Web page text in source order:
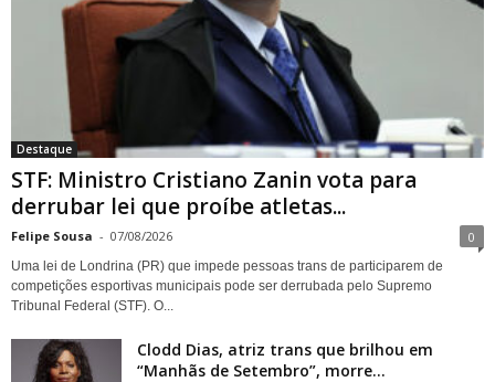
Destaque
STF: Ministro Cristiano Zanin vota para
derrubar lei que proíbe atletas...
Felipe Sousa - 07/08/2026 0
Uma lei de Londrina (PR) que impede pessoas trans de participarem de
competições esportivas municipais pode ser derrubada pelo Supremo
Tribunal Federal (STF). O...
Clodd Dias, atriz trans que brilhou em
“Manhãs de Setembro”, morre...